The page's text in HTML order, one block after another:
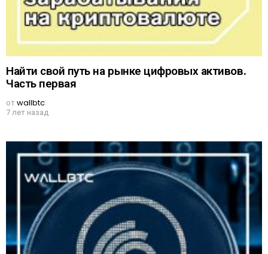
Найти свой путь на рынке цифровых активов.
Часть первая
отwallbtc
7 лет назад